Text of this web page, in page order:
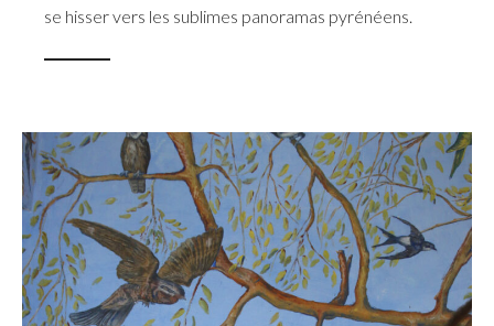
se hisser vers les sublimes panoramas pyrénéens.